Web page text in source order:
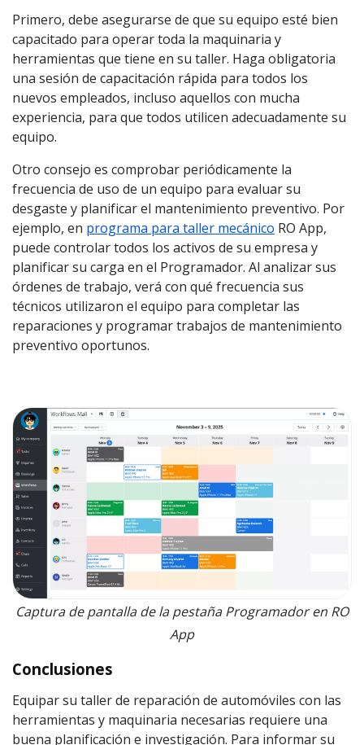
Primero, debe asegurarse de que su equipo esté bien
capacitado para operar toda la maquinaria y
herramientas que tiene en su taller. Haga obligatoria
una sesión de capacitación rápida para todos los
nuevos empleados, incluso aquellos con mucha
experiencia, para que todos utilicen adecuadamente su
equipo.
Otro consejo es comprobar periódicamente la
frecuencia de uso de un equipo para evaluar su
desgaste y planificar el mantenimiento preventivo. Por
ejemplo, en programa para taller mecánico RO App,
puede controlar todos los activos de su empresa y
planificar su carga en el Programador. Al analizar sus
órdenes de trabajo, verá con qué frecuencia sus
técnicos utilizaron el equipo para completar las
reparaciones y programar trabajos de mantenimiento
preventivo oportunos.
Captura de pantalla de la pestaña Programador en RO
App
Conclusiones
Equipar su taller de reparación de automóviles con las
herramientas y maquinaria necesarias requiere una
buena planificación e investigación. Para informar su